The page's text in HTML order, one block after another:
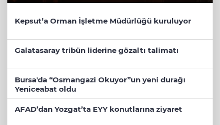
Kepsut’a Orman İşletme Müdürlüğü kuruluyor
Galatasaray tribün liderine gözaltı talimatı
Bursa'da “Osmangazi Okuyor”un yeni durağı
Yeniceabat oldu
AFAD’dan Yozgat’ta EYY konutlarına ziyaret